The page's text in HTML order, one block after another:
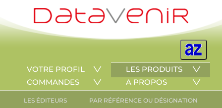
VOTRE PROFIL
LES PRODUITS
COMMANDES
A PROPOS
LES ÉDITEURS PAR RÉFÉRENCE OU DÉSIGNATION